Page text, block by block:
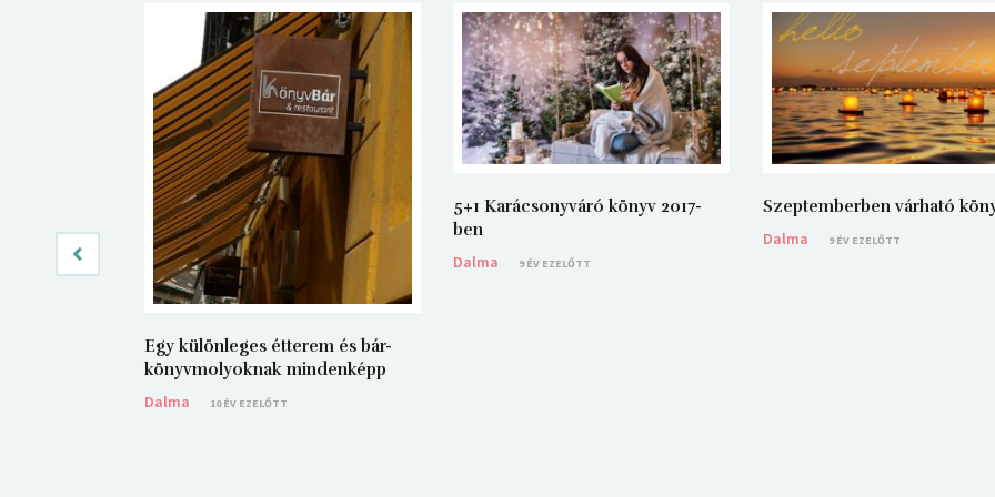
Egy különleges étterem és bár-
könyvmolyoknak mindenképp
Dalma
10 ÉV EZELŐTT
5+1 Karácsonyváró könyv 2017-
ben
Dalma
9 ÉV EZELŐTT
Szeptemberben várható
Dalma
9 ÉV EZELŐTT